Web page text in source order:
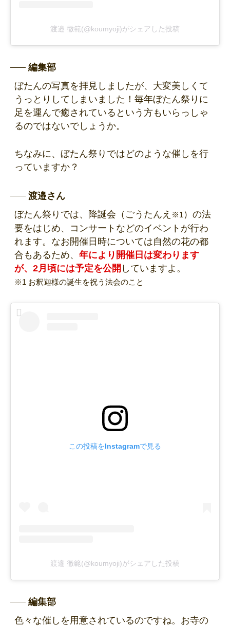
渡邉 徹範(@koumyoji)がシェアした投稿
編集部
ぼたんの写真を拝見しましたが、大変美しくて
うっとりしてしまいました！毎年ぼたん祭りに
足を運んで癒されているという方もいらっしゃ
るのではないでしょうか。
ちなみに、ぼたん祭りではどのような催しを行
っていますか？
渡邉さん
ぼたん祭りでは、降誕会（ごうたんえ ※1）の法
要をはじめ、コンサートなどのイベントが行わ
れます。なお開催日時については自然の花の都
合もあるため、 年により開催日は変わります
が、2月頃には予定を公開 していますよ。
※1 お釈迦様の誕生を祝う法会のこと
この投稿をInstagramで見る
渡邉 徹範(@koumyoji)がシェアした投稿
編集部
色々な催しを用意されているのですね。お寺の